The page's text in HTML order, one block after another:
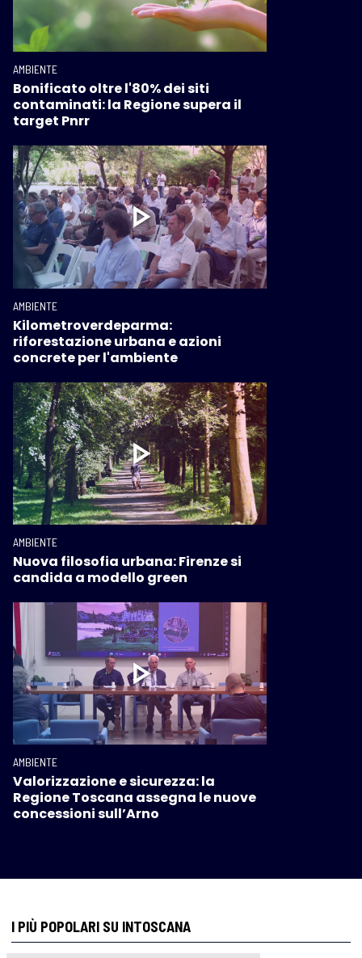
AMBIENTE
Bonificato oltre l'80% dei siti
contaminati: la Regione supera il
target Pnrr
AMBIENTE
Kilometroverdeparma:
riforestazione urbana e azioni
concrete per l'ambiente
AMBIENTE
Nuova filosofia urbana: Firenze si
candida a modello green
AMBIENTE
Valorizzazione e sicurezza: la
Regione Toscana assegna le nuove
concessioni sull’Arno
I PIÙ POPOLARI SU INTOSCANA